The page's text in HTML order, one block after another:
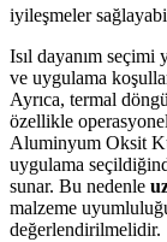
iyileşmeler
Isıl dayanım
ve uygulama
Ayrıca, termal
özellikle
Aluminyum Oksit
uygulama
sunar. Bu nedenle
malzeme
değerlendirilmelidir.